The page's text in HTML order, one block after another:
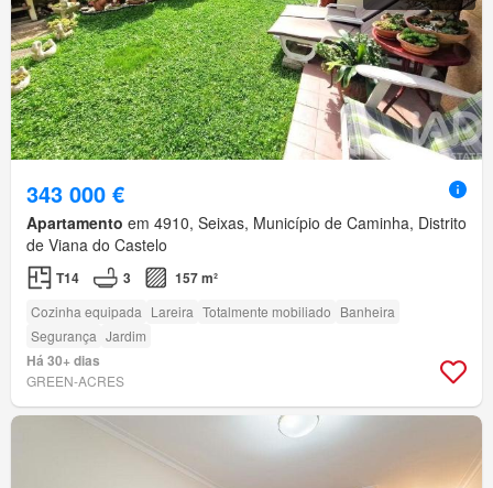
343 000 €
Apartamento em 4910, Seixas, Município de Caminha, Distrito
de Viana do Castelo
T14 3 157 m²
Cozinha equipada Lareira Totalmente mobiliado Banheira
Segurança Jardim
Há 30+ dias
GREEN-ACRES